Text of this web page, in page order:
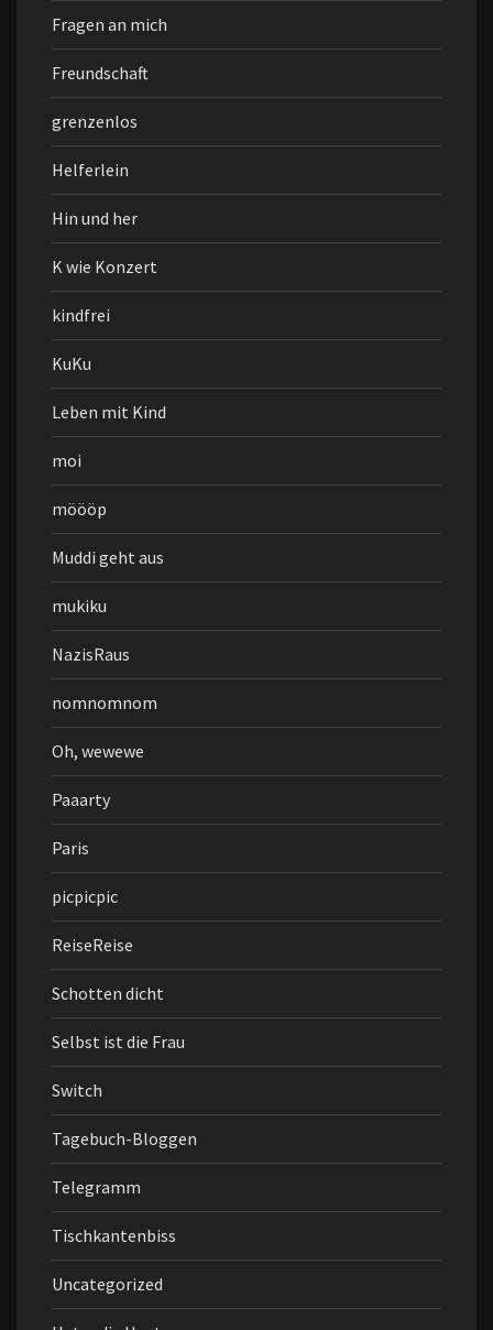
Fragen an mich
Freundschaft
grenzenlos
Helferlein
Hin und her
K wie Konzert
kindfrei
KuKu
Leben mit Kind
moi
möööp
Muddi geht aus
mukiku
NazisRaus
nomnomnom
Oh, wewewe
Paaarty
Paris
picpicpic
ReiseReise
Schotten dicht
Selbst ist die Frau
Switch
Tagebuch-Bloggen
Telegramm
Tischkantenbiss
Uncategorized